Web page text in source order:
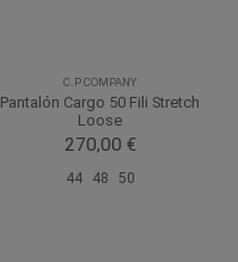
C.P COMPANY
Pantalón Cargo 50 Fili Stretch
Loose
270,00 €
44 48 50